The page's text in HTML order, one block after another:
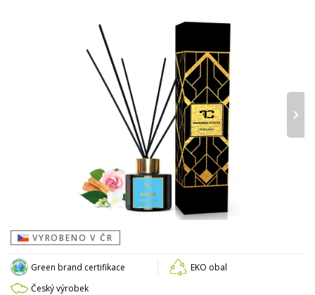
›
VYROBENO V ČR
Green brand certifikace
EKO obal
Český výrobek